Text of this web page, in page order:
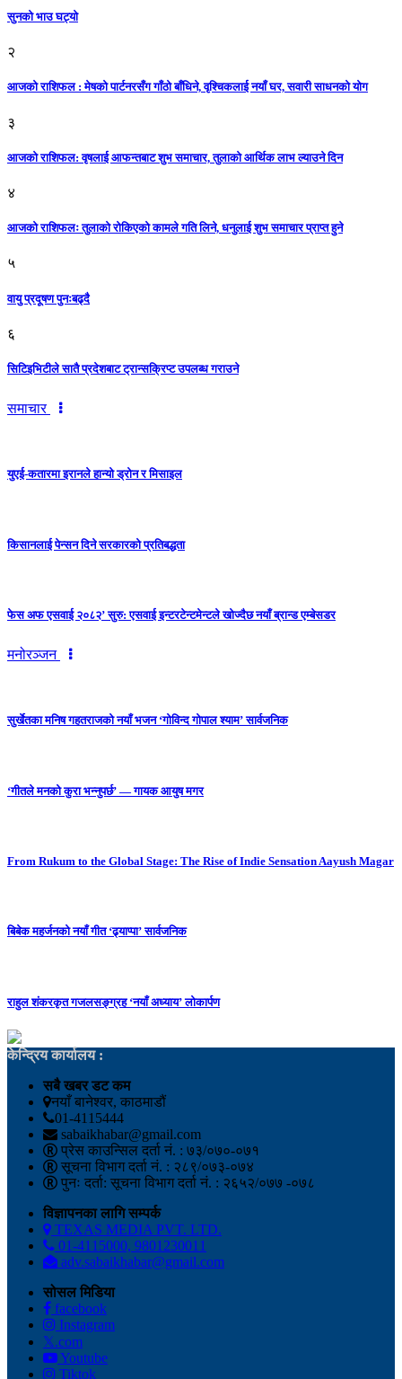
सुनको भाउ घट्याे
२
आजको राशिफल : मेषको पार्टनरसँग गाँठो बाँधिने, वृश्चिकलाई नयाँ घर, सवारी साधनकाे याेग
३
आजकाे राशिफल: वृषलाई आफन्तबाट शुभ समाचार, तुलाकाे आर्थिक लाभ ल्याउने दिन
४
आजको राशिफलः तुलाकाे रोकिएको कामले गति लिने, धनुलाई शुभ समाचार प्राप्त हुने
५
वायु प्रदूषण पुनःबढ्दै
६
सिटिइभिटीले सातै प्रदेशबाट ट्रान्सक्रिप्ट उपलब्ध गराउने
समाचार
युएई-कतारमा इरानले हान्यो ड्रोन र मिसाइल
किसानलाई पेन्सन दिने सरकारको प्रतिबद्धता
फेस अफ एसवाई २०८२’ सुरु: एसवाई इन्टरटेन्टमेन्टले खोज्दैछ नयाँ ब्रान्ड एम्बेसडर
मनोरञ्जन
सुर्खेतका मनिष गहतराजको नयाँ भजन ‘गोविन्द गोपाल श्याम’ सार्वजनिक
‘गीतले मनको कुरा भन्नुपर्छ’ — गायक आयुष मगर
From Rukum to the Global Stage: The Rise of Indie Sensation Aayush Magar
बिबेक महर्जनको नयाँ गीत ‘ढ्याप्पा’ सार्वजनिक
राहुल शंकरकृत गजलसङ्ग्रह ‘नयाँ अध्याय’ लोकार्पण
केन्द्रिय कार्यालय :
सबै खबर डट कम
नयाँ बानेश्वर, काठमाडौं
01-4115444
sabaikhabar@gmail.com
प्रेस काउन्सिल दर्ता नं. : ७३/०७०-०७१
सूचना विभाग दर्ता नं. : २८९/०७३-०७४
पुनः दर्ता: सूचना विभाग दर्ता नं. : २६५२/०७७ -०७८
विज्ञापनका लागि सम्पर्क
TEXAS MEDIA PVT. LTD.
01-4115000, 9801230011
adv.sabaikhabar@gmail.com
सोसल मिडिया
facebook
Instagram
𝕏.com
Youtube
Tiktok